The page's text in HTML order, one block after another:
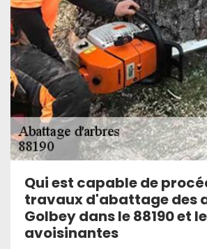
Qui est capable de
travaux d'abattage des
Golbey dans le 88190 et
avoisinantes